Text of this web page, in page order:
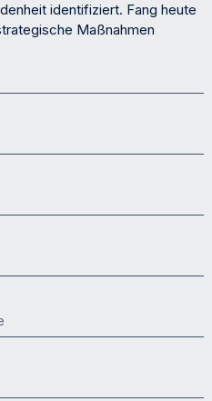
identifiziert. Fang heute
Maßnahmen